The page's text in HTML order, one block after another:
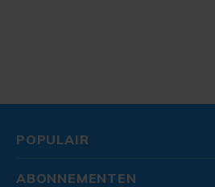
POPULAIR
ABONNEMENTEN